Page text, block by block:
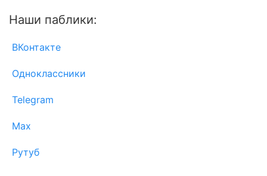
Наши паблики:
ВКонтакте
Одноклассники
Telegram
Max
Рутуб